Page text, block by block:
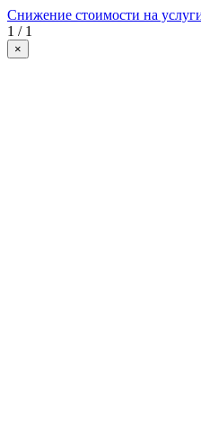
Снижение стоимости на
1 / 1
×